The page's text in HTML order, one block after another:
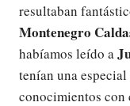
resultaban
Montenegro
habíamos leído a
tenían una
conocimientos con